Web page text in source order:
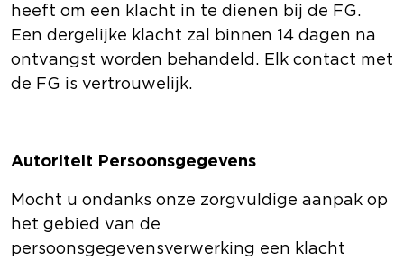
heeft om een klacht in te dienen bij de FG.
Een dergelijke klacht zal binnen 14 dagen na
ontvangst worden behandeld. Elk contact met
de FG is vertrouwelijk.
Autoriteit Persoonsgegevens
Mocht u ondanks onze zorgvuldige aanpak op
het gebied van de
persoonsgegevensverwerking een klacht